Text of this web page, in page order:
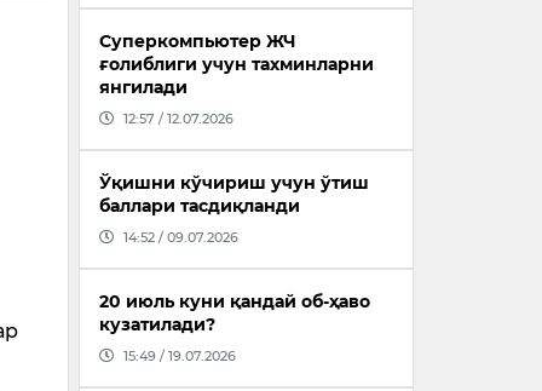
Суперкомпьютер ЖЧ
ғолиблиги учун тахминларни
янгилади
12:57 / 12.07.2026
Ўқишни кўчириш учун ўтиш
баллари тасдиқланди
14:52 / 09.07.2026
20 июль куни қандай об-ҳаво
кузатилади?
15:49 / 19.07.2026